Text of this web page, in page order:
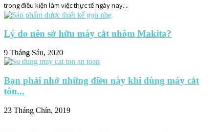
trong điều kiện làm việc thực tế ngày nay....
Lý do nên sở hữu máy cắt nhôm Makita?
9 Tháng Sáu, 2020
Bạn phải nhớ những điều này khi dùng máy cắt
tôn...
23 Tháng Chín, 2019